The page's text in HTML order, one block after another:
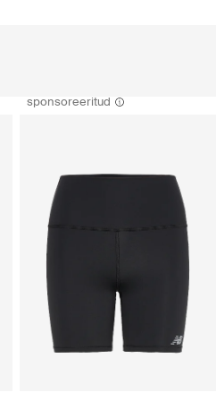
sponsoreeritud